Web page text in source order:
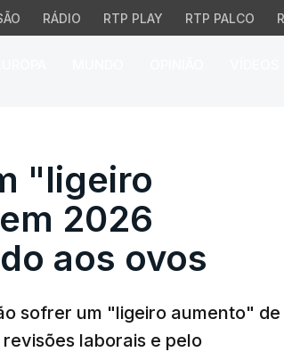
RÁDIO RTP PLAY RTP PALCO
"ligeiro
2026
aos ovos
sofrer um "ligeiro aumento" de
laborais e pelo